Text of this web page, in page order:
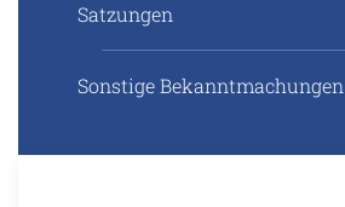
Satzungen
Sonstige Bekanntmachungen